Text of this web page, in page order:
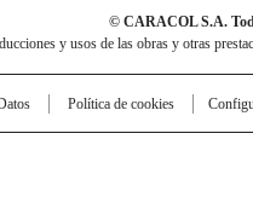
© CARACOL S.A.
y usos de las obras y otras
Política de cookies